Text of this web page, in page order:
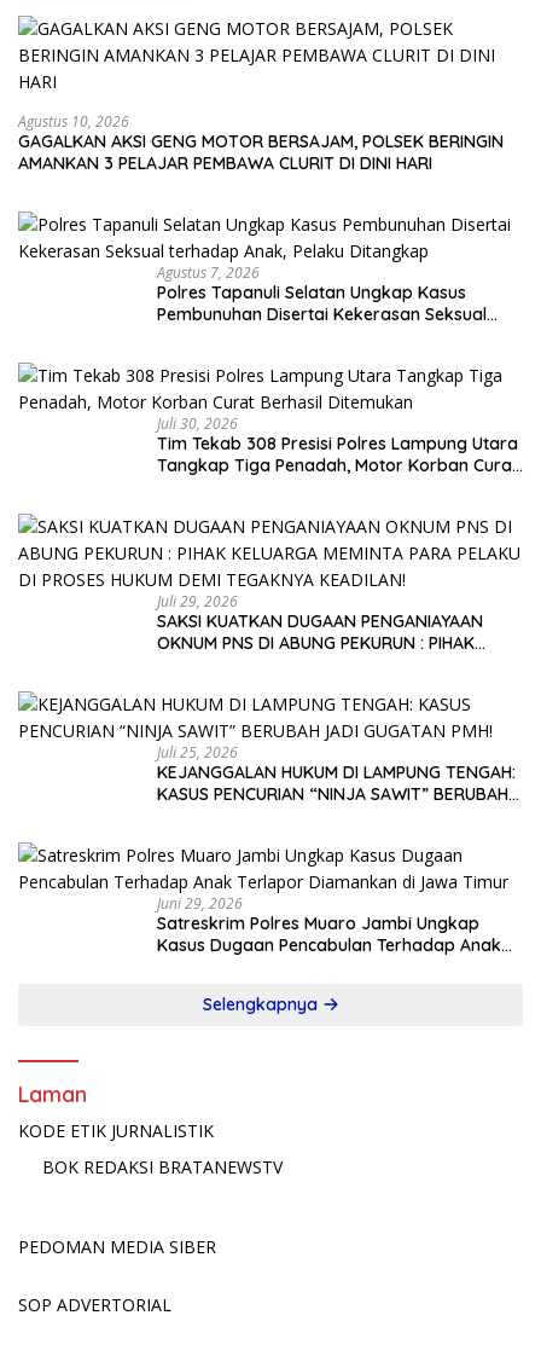
Agustus 10, 2026
GAGALKAN AKSI GENG MOTOR BERSAJAM, POLSEK BERINGIN
AMANKAN 3 PELAJAR PEMBAWA CLURIT DI DINI HARI
Agustus 7, 2026
Polres Tapanuli Selatan Ungkap Kasus
Pembunuhan Disertai Kekerasan Seksual
Juli 30, 2026
Tim Tekab 308 Presisi Polres Lampung Utara
Tangkap Tiga Penadah, Motor Korban Curat
Juli 29, 2026
SAKSI KUATKAN DUGAAN PENGANIAYAAN
OKNUM PNS DI ABUNG PEKURUN : PIHAK
Juli 25, 2026
KEJANGGALAN HUKUM DI LAMPUNG TENGAH:
KASUS PENCURIAN “NINJA SAWIT” BERUBAH
Juni 29, 2026
Satreskrim Polres Muaro Jambi Ungkap
Kasus Dugaan Pencabulan Terhadap Anak
Selengkapnya
Laman
KODE ETIK JURNALISTIK
BOK REDAKSI BRATANEWSTV
PEDOMAN MEDIA SIBER
SOP ADVERTORIAL